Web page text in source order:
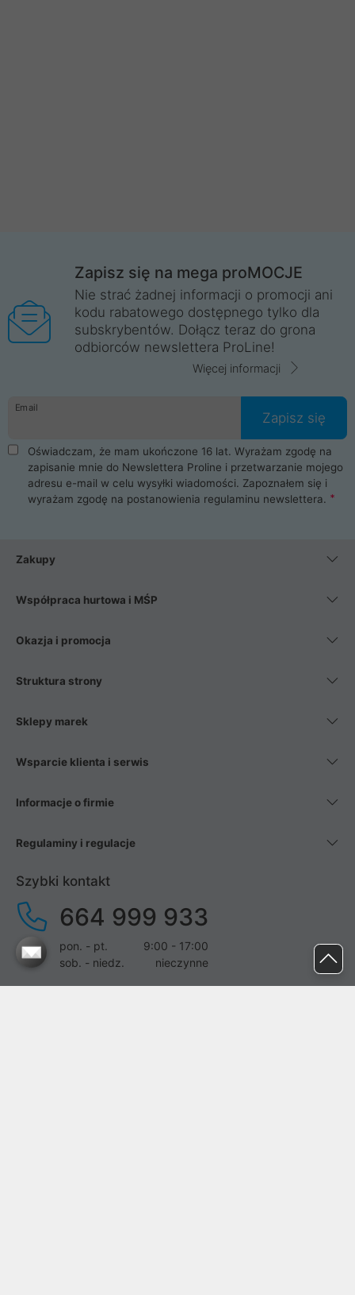
Zapisz się na mega proMOCJE
Nie strać żadnej informacji o promocji ani
kodu rabatowego dostępnego tylko dla
subskrybentów. Dołącz teraz do grona
odbiorców newslettera ProLine!
Więcej informacji
Email
Zapisz się
Oświadczam, że mam ukończone 16 lat. Wyrażam zgodę na
zapisanie mnie do Newslettera Proline i przetwarzanie mojego
adresu e-mail w celu wysyłki wiadomości. Zapoznałem się i
wyrażam zgodę na postanowienia regulaminu newslettera.
Zakupy
Współpraca hurtowa i MŚP
Okazja i promocja
Struktura strony
Sklepy marek
Wsparcie klienta i serwis
Informacje o firmie
Regulaminy i regulacje
Szybki kontakt
664 999 933
pon. - pt.
9:00 - 17:00
sob. - niedz.
nieczynne